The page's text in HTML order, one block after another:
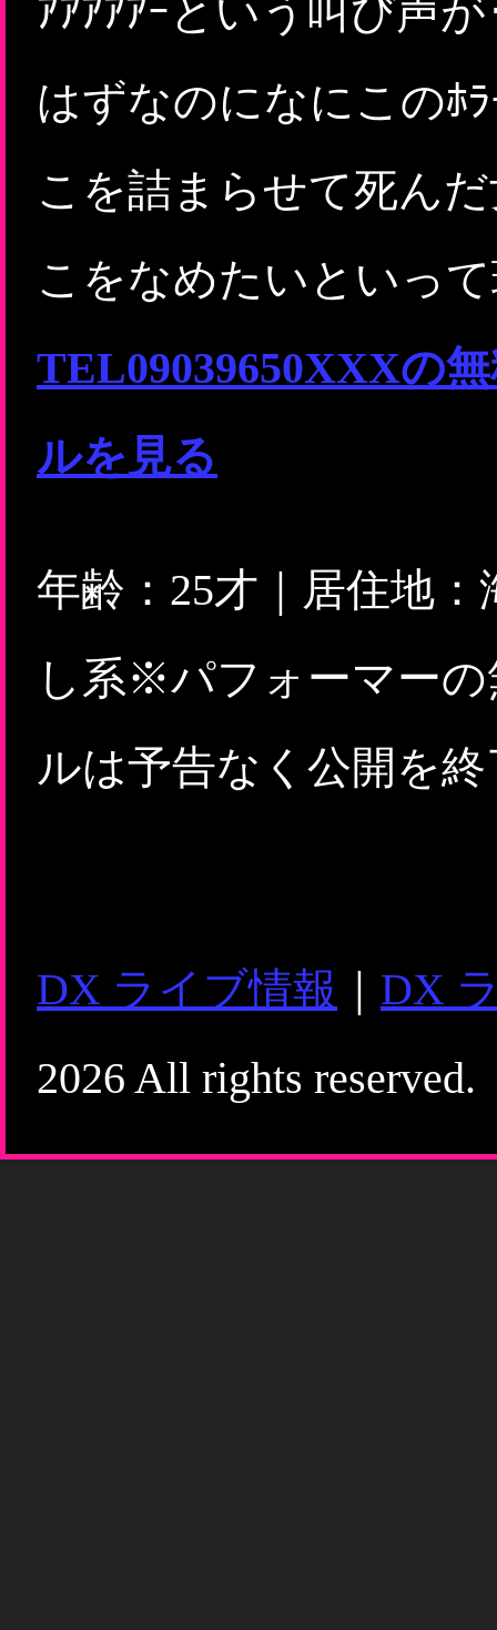
ｱｱｱｱｱｰという叫び声
はずなのになにこのﾎ
こを詰まらせて死ん
こをなめたいといっ
TEL09039650XXXの
ルを見る
年齢：25才｜居住地
し系※パフォーマー
ルは予告なく公開を
DX ライブ情報
DX
2026 All rights reserved.